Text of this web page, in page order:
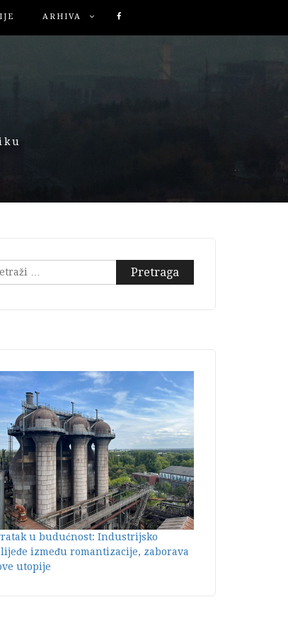
ARHIVA
u budućnost: Industrijsko
između romantizacije, zaborava
utopije